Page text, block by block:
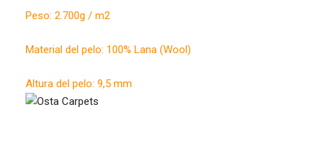
Peso: 2.700g / m2
Material del pelo: 100% Lana (Wool)
Altura del pelo: 9,5 mm